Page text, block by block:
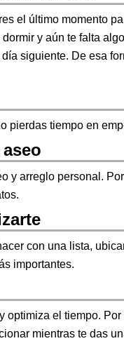
el último momento
y aún te falta
siguiente. De esa
pierdas tiempo en
y arreglo personal.
con una lista,
importantes.
optimiza el tiempo.
mientras te das